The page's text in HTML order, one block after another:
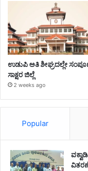
ಉಡುಪಿ ಅತಿ ಶೀಘ್ರದಲ್ಲೇ
ಸಾಕ್ಷರ ಜಿಲ್ಲೆ
2 weeks ago
Popular